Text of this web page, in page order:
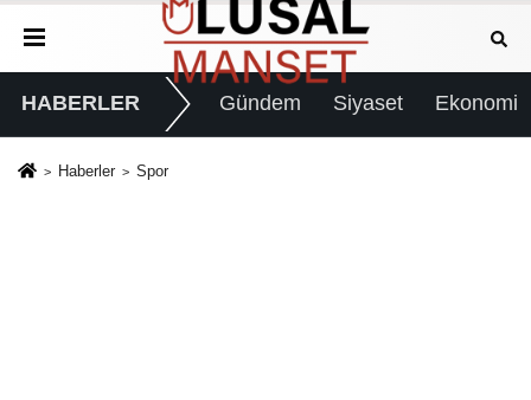
HABERLER Gündem Siyaset Ekonomi
Haberler Spor